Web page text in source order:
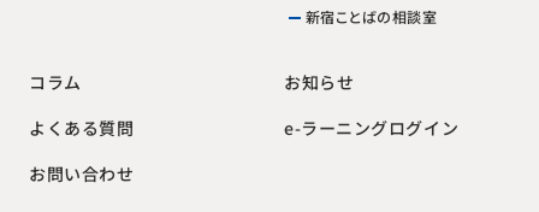
新宿ことばの相談室
コラム
お知らせ
よくある質問
e-ラーニングログイン
お問い合わせ